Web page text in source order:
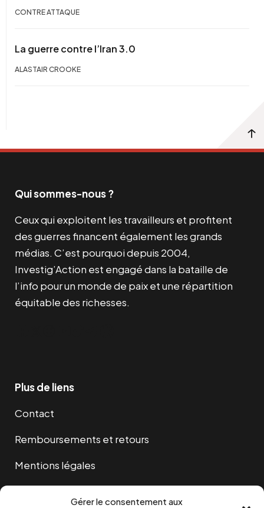
Gérer le consentement aux
CONTRE ATTAQUE
La guerre contre l’Iran 3.0
ALASTAIR CROOKE
Qui sommes-nous ?
Ceux qui exploitent les travailleurs et profitent
des guerres financent également les grands
médias. C’est pourquoi depuis 2004,
Investig’Action est engagé dans la bataille de
l’info pour un monde de paix et une répartition
équitable des richesses.
Plus de liens
Contact
Remboursements et retours
Mentions légales